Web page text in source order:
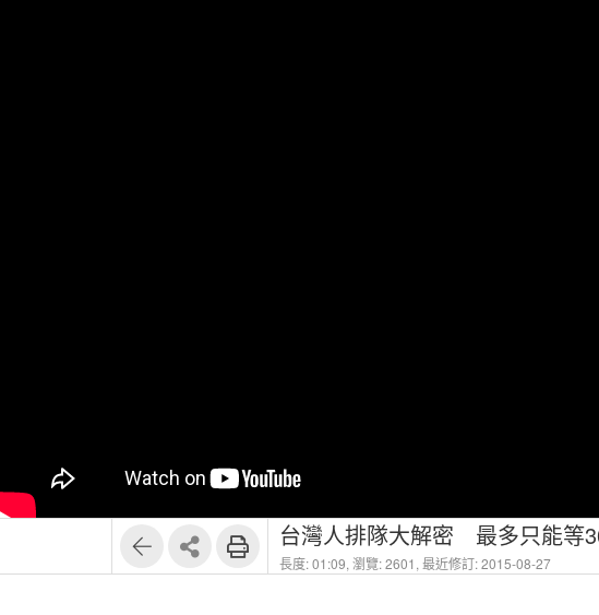
台灣人排隊大解密 最多只能等
長度: 01:09,瀏覽: 2601,最近修訂: 2015-08-27